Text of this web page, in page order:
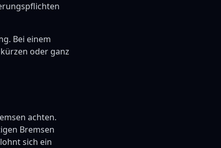
Bei einem
oder ganz
achten.
Bremsen
sich ein